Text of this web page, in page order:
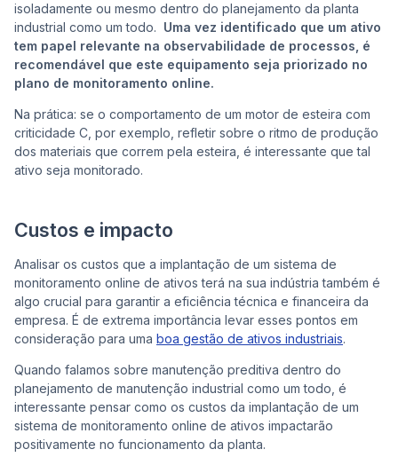
isoladamente ou mesmo dentro do planejamento da planta
industrial como um todo. Uma vez identificado que um ativo
tem papel relevante na observabilidade de processos, é
recomendável que este equipamento seja priorizado no
plano de monitoramento online.
Na prática: se o comportamento de um motor de esteira com
criticidade C, por exemplo, refletir sobre o ritmo de produção
dos materiais que correm pela esteira, é interessante que tal
ativo seja monitorado.
Custos e impacto
Analisar os custos que a implantação de um sistema de
monitoramento online de ativos terá na sua indústria também é
algo crucial para garantir a eficiência técnica e financeira da
empresa. É de extrema importância levar esses pontos em
consideração para uma boa gestão de ativos industriais.
Quando falamos sobre manutenção preditiva dentro do
planejamento de manutenção industrial como um todo, é
interessante pensar como os custos da implantação de um
sistema de monitoramento online de ativos impactarão
positivamente no funcionamento da planta.